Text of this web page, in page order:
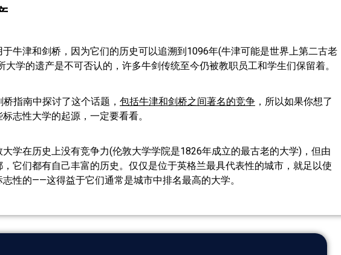
牛津和剑桥，因为它们的历史可以追溯到1096年(牛津可能是世界上第二古老
大学的遗产是不可否认的，许多牛剑传统至今仍被教职员工和学生们保留着。
指南中探讨了这个话题， 包括牛津和剑桥之间著名的竞争 ，所以如果你想了
志性大学的起源，一定要看看。
学在历史上没有竞争力(伦敦大学学院是1826年成立的最古老的大学)，但由
它们都有自己丰富的历史。仅仅是位于英格兰最具代表性的城市，就足以使
性的——这得益于它们通常是城市中排名最高的大学。